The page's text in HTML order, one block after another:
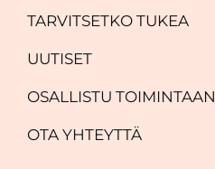
TARVITSETKO TUKEA
UUTISET
OSALLISTU TOIMINTAAN
OTA YHTEYTTÄ